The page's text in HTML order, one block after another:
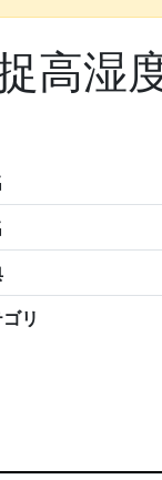
高湿
リ